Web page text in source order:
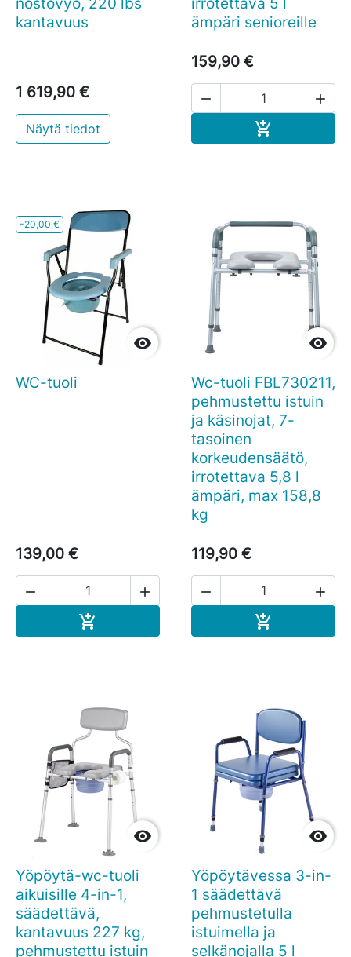
kantavuus
1 619,90 €
Näytä tiedot
ämpäri senioreille
159,90 €
 

-20,00 €

WC-tuoli
139,00 €
 


Wc-tuoli FBL730211,
pehmustettu istuin
ja käsinojat, 7-
tasoinen
korkeudensäätö,
irrotettava 5,8 l
ämpäri, max 158,8
kg
119,90 €
 


Yöpöytä-wc-tuoli
aikuisille 4-in-1,
säädettävä,
kantavuus 227 kg,
pehmustettu istuin

Yöpöytävessa 3-in-
1 säädettävä
pehmustetulla
istuimella ja
selkänojalla 5 l